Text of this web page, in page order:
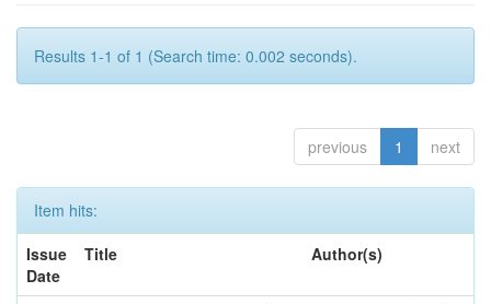
Results 1-1 of 1 (Search time: 0.002 seconds).
previous 1 next
Item hits:
Issue
Date
Title Author(s)